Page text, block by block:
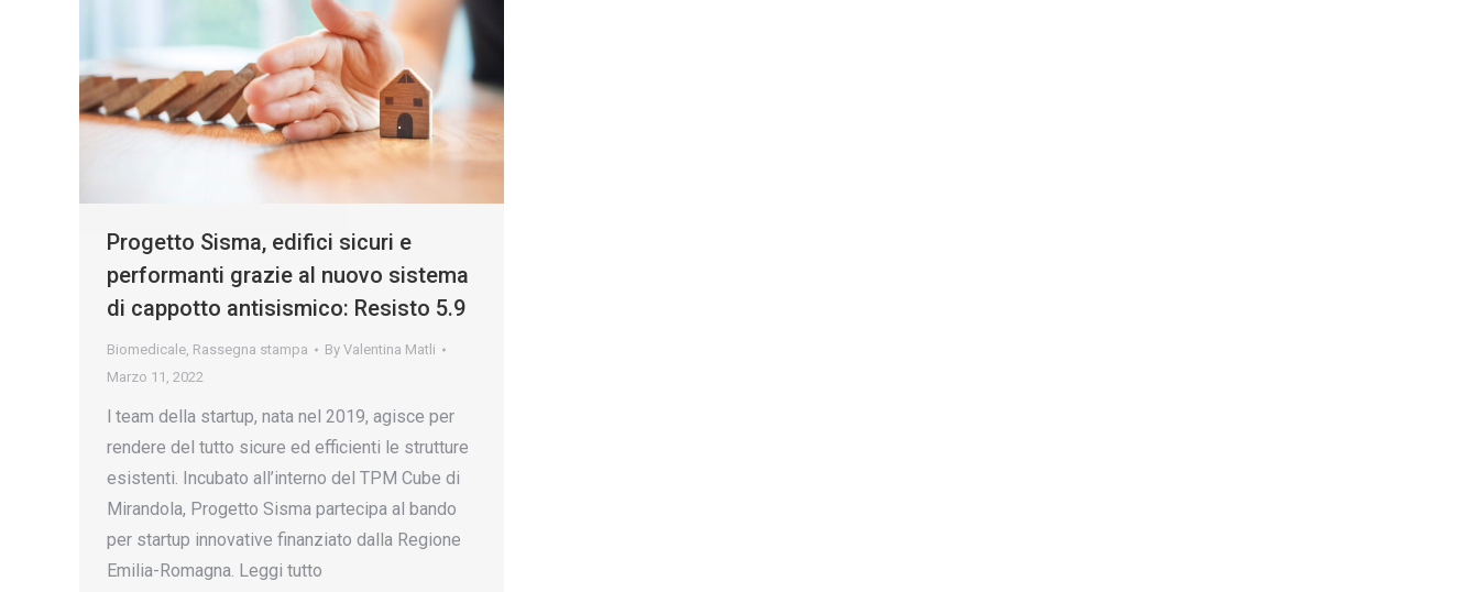
Progetto Sisma, edifici sicuri e
performanti grazie al nuovo sistema
di cappotto antisismico: Resisto 5.9
Biomedicale, Rassegna stampa By Valentina Matli
Marzo 11, 2022
l team della startup, nata nel 2019, agisce per
rendere del tutto sicure ed efficienti le strutture
esistenti. Incubato all’interno del TPM Cube di
Mirandola, Progetto Sisma partecipa al bando
per startup innovative finanziato dalla Regione
Emilia-Romagna. Leggi tutto